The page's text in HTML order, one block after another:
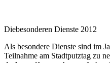
Diebesonderen Dienste 2012
Als besondere Dienste sind im
Teilnahme am Stadtputztag zu